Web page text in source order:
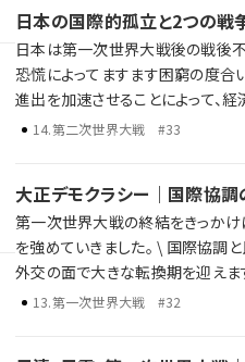
す。
日本の国際的孤立と2つの戦
日本は第一次世界大戦後の戦後
恐慌によってますます困窮の度合
進出を加速させることによって、
ました。 しかし、大陸への進出は中国との武力衝突へと発展し、国
日本の孤立と日中戦争 第二次世界大戦と日本の対応 太平洋戦争
の始まりと戦争の終結 歴史年表だけでは語り尽くせない彼らの野
望、戦略、そして後の時代への影
14.第二次世界大戦 #33
大正デモクラシー｜国際協
第一次世界大戦の終結をきっか
を強めていきました。 \ 国際協調と民主主義の理想を掲げ、政治や
外交の面で大きな転換期を迎えます。 国際連盟への加盟と
外交の推進 政党内閣の成立と「憲政の常道」 普通選挙法の制定に
13.第一次世界大戦 #32